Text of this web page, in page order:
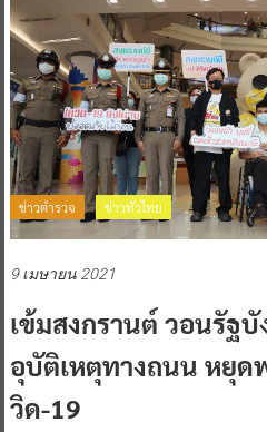
ข่าวตำรวจ ข่าวทั่วไทย
9 เมษายน 2021
เข้มสงกรานต์ วอนรัฐ
อุบัติเหตุทางถนน หยุด
วิด-19